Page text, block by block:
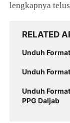
lengkapnya
RELATED
Unduh
Unduh
Unduh
PPG Daljab